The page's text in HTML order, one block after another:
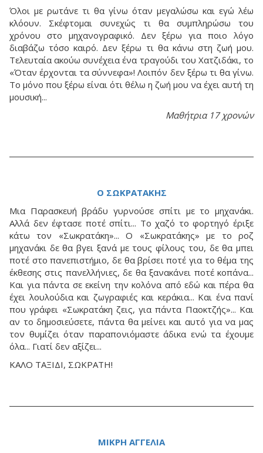
Όλοι με ρωτάνε τι θα γίνω όταν μεγαλώσω και εγώ λέω
κλόουν. Σκέφτομαι συνεχώς τι θα συμπληρώσω του
χρόνου στο μηχανογραφικό. Δεν ξέρω για ποιο λόγο
διαβάζω τόσο καιρό. Δεν ξέρω τι θα κάνω στη ζωή μου.
Τελευταία ακούω συνέχεια ένα τραγούδι του Χατζιδάκι, το
«Όταν έρχονται τα σύννεφα»! Λοιπόν δεν ξέρω τι θα γίνω.
Το μόνο που ξέρω είναι ότι θέλω η ζωή μου να έχει αυτή τη
μουσική...
Μαθήτρια 17 χρονών
Ο ΣΩΚΡΑΤΑΚΗΣ
Μια Παρασκευή βράδυ γυρνούσε σπίτι με το μηχανάκι.
Αλλά δεν έφτασε ποτέ σπίτι... Το χαζό το φορτηγό έριξε
κάτω τον «Σωκρατάκη»... Ο «Σωκρατάκης» με το ροζ
μηχανάκι δε θα βγει ξανά με τους φίλους του, δε θα μπει
ποτέ στο πανεπιστήμιο, δε θα βρίσει ποτέ για το θέμα της
έκθεσης στις πανελλήνιες, δε θα ξανακάνει ποτέ κοπάνα...
Και για πάντα σε εκείνη την κολόνα από εδώ και πέρα θα
έχει λουλούδια και ζωγραφιές και κεράκια... Και ένα πανί
που γράφει «Σωκρατάκη ζεις, για πάντα Παοκτζής»... Και
αν το δημοσιεύσετε, πάντα θα μείνει και αυτό για να μας
τον θυμίζει όταν παραπονιόμαστε άδικα ενώ τα έχουμε
όλα... Γιατί δεν αξίζει...
ΚΑΛΟ ΤΑΞΙΔΙ, ΣΩΚΡΑΤΗ!
ΜΙΚΡΗ ΑΓΓΕΛΙΑ